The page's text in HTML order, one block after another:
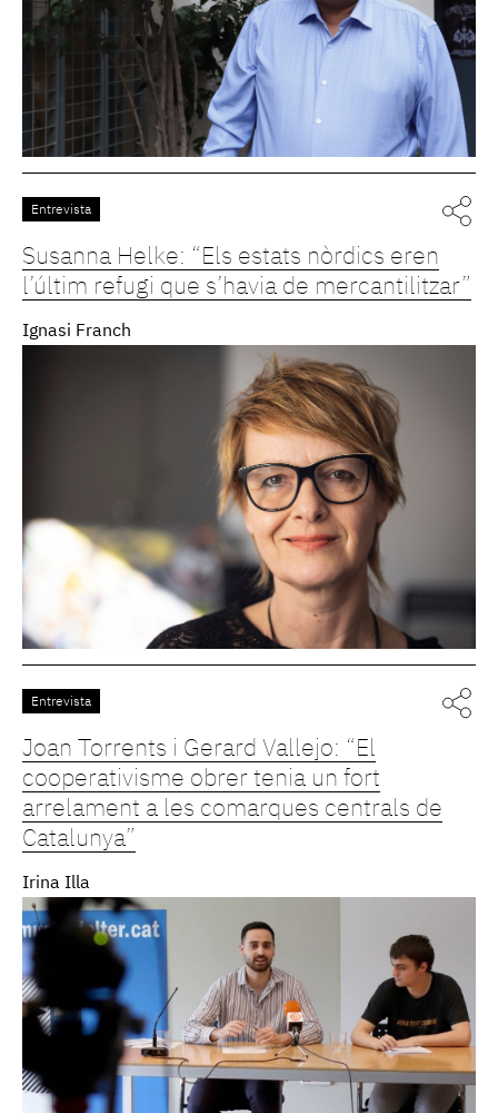
Entrevista
Susanna Helke: “Els estats nòrdics eren
l’últim refugi que s’havia de mercantilitzar”
Ignasi Franch
Entrevista
Joan Torrents i Gerard Vallejo: “El
cooperativisme obrer tenia un fort
arrelament a les comarques centrals de
Catalunya”
Irina Illa